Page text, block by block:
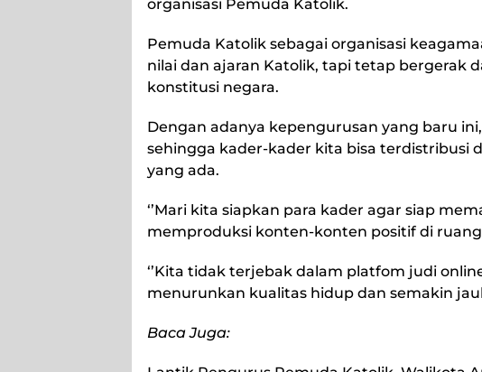
organisasi Pemuda Katolik.
Pemuda Katolik sebagai organisasi
nilai dan ajaran Katolik, tapi tetap bergerak
konstitusi negara.
Dengan adanya kepengurusan yang baru
sehingga kader-kader kita bisa terdistribusi
yang ada.
‘’Mari kita siapkan para kader agar siap
memproduksi konten-konten positif di ruang
‘’Kita tidak terjebak dalam platfom judi
menurunkan kualitas hidup dan semakin
Baca Juga: